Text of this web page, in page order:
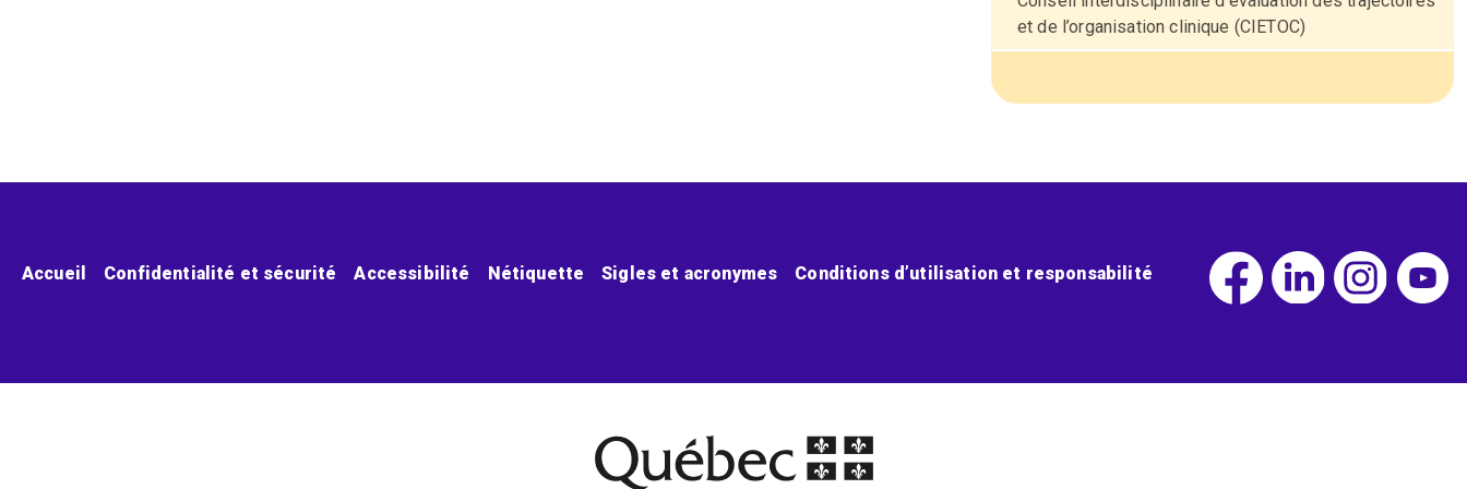
et de l’organisation clinique (CIETOC)
Menu pied de page
Accueil Confidentialité et sécurité Accessibilité Nétiquette Sigles et acronymes Conditions d’utilisation et responsabilité